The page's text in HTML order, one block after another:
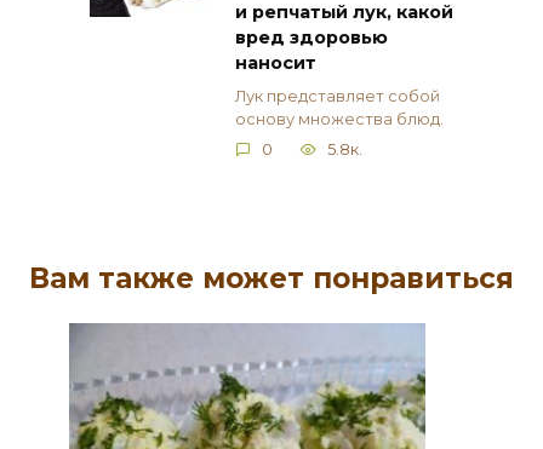
и репчатый лук, какой
вред здоровью
наносит
Лук представляет собой
основу множества блюд.
0
5.8к.
Вам также может понравиться